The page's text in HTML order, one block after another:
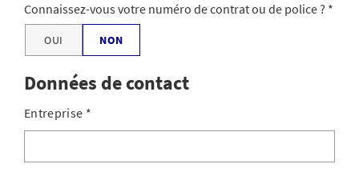
Connaissez-vous votre numéro de contrat ou de police ?
OUI NON
Données de contact
Entreprise *